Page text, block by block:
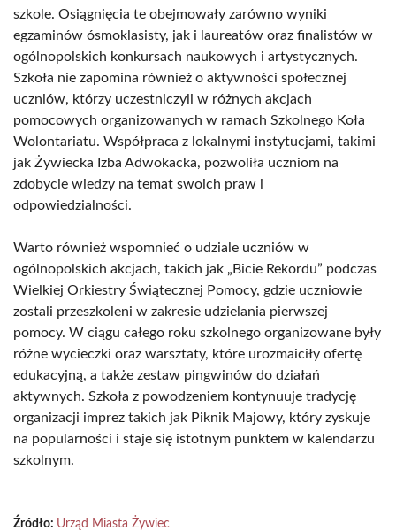
szkole. Osiągnięcia te obejmowały zarówno wyniki
egzaminów ósmoklasisty, jak i laureatów oraz finalistów w
ogólnopolskich konkursach naukowych i artystycznych.
Szkoła nie zapomina również o aktywności społecznej
uczniów, którzy uczestniczyli w różnych akcjach
pomocowych organizowanych w ramach Szkolnego Koła
Wolontariatu. Współpraca z lokalnymi instytucjami, takimi
jak Żywiecka Izba Adwokacka, pozwoliła uczniom na
zdobycie wiedzy na temat swoich praw i
odpowiedzialności.
Warto również wspomnieć o udziale uczniów w
ogólnopolskich akcjach, takich jak „Bicie Rekordu” podczas
Wielkiej Orkiestry Świątecznej Pomocy, gdzie uczniowie
zostali przeszkoleni w zakresie udzielania pierwszej
pomocy. W ciągu całego roku szkolnego organizowane były
różne wycieczki oraz warsztaty, które urozmaiciły ofertę
edukacyjną, a także zestaw pingwinów do działań
aktywnych. Szkoła z powodzeniem kontynuuje tradycję
organizacji imprez takich jak Piknik Majowy, który zyskuje
na popularności i staje się istotnym punktem w kalendarzu
szkolnym.
Źródło: Urząd Miasta Żywiec